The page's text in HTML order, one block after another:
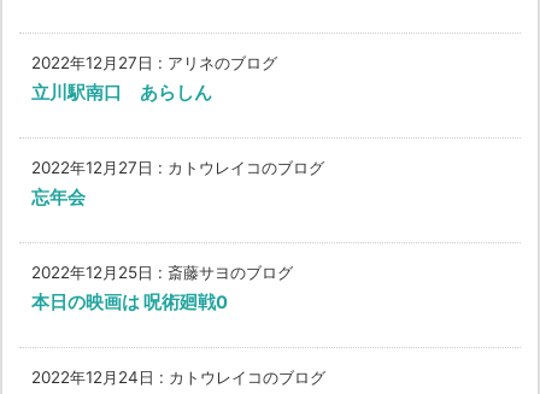
2022年12月27日 : アリネのブログ
立川駅南口 あらしん
2022年12月27日 : カトウレイコのブログ
忘年会
2022年12月25日 : 斎藤サヨのブログ
本日の映画は 呪術廻戦0
2022年12月24日 : カトウレイコのブログ